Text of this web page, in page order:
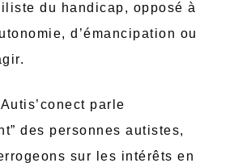
du handicap, opposé à
d’émancipation ou
parle
des personnes autistes,
sur les intérêts en